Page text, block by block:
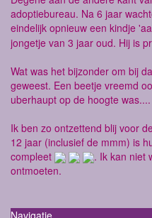
adoptiebureau. Na 6 jaar
eindelijk opnieuw een kindje
jongetje van 3 jaar oud. Hij is
Wat was het bijzonder om bij
geweest. Een beetje vreemd
uberhaupt op de hoogte was....
Ik ben zo ontzettend blij voor
12 jaar (inclusief de mmm) is
compleet
. Ik kan niet
ontmoeten.
Navigatie